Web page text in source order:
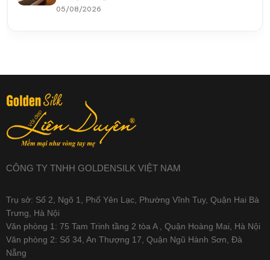
05/08/2026
CÔNG TY TNHH GOLDENSILK VIỆT NAM
Trụ sở: Số 2, Ngõ 1, Phố Yên Lạc, Phường Vĩnh Tuy, Quận Hai Bà
Trưng, Hà Nội
Văn phòng 1: 75 Tam Trinh tầng 2 tòa A , Quận Hoàng Mai, Hà Nội
Văn phòng 2: Số 34, An Thượng 17, Quận Ngũ Hành Sơn, Đà
Nẵng